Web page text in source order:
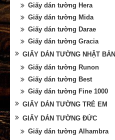
Giấy dán tường Hera
Giấy dán tường Mida
Giấy dán tường Darae
Giấy dán tường Gracia
GIẤY DÁN TƯỜNG NHẬT BẢN
Giấy dán tường Runon
Giấy dán tường Best
Giấy dán tường Fine 1000
GIẤY DÁN TƯỜNG TRẺ EM
GIẤY DÁN TƯỜNG ĐỨC
Giấy dán tường Alhambra